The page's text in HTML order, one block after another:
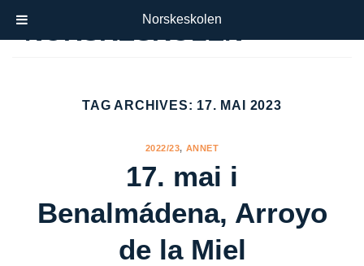
TAG ARCHIVES: 17. MAI 2023
2022/23, ANNET
17. mai i
Benalmádena, Arroyo
de la Miel
Norskeskolen